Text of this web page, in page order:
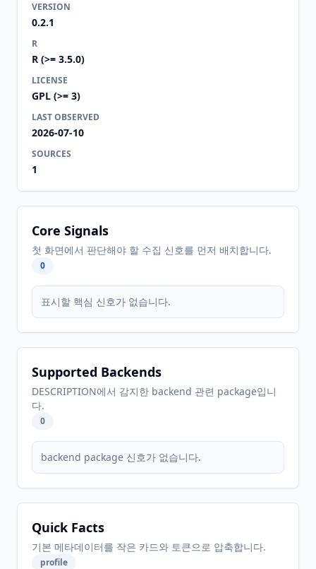
VERSION
0.2.1
R
R (>= 3.5.0)
LICENSE
GPL (>= 3)
LAST OBSERVED
2026-07-10
SOURCES
1
Core Signals
첫 화면에서 판단해야 할 수집 신호를 먼저 배치합니다.
0
표시할 핵심 신호가 없습니다.
Supported Backends
DESCRIPTION에서 감지한 backend 관련 package입니
다.
0
backend package 신호가 없습니다.
Quick Facts
기본 메타데이터를 작은 카드와 토큰으로 압축합니다.
profile